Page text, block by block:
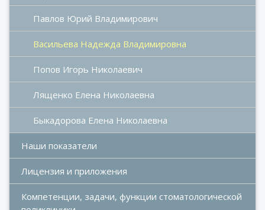
Павлов Юрий Владимирович
Васильева Надежда Владимировна
Попов Игорь Николаевич
Лященко Елена Николаевна
Быкадорова Елена Николаевна
Наши показатели
Лицензия и приложения
Компетенции, задачи, функции стоматологической